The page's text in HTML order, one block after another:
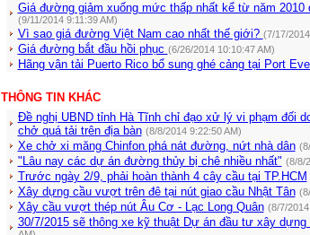
Giá đường giảm xuống mức thấp nhất kể từ năm 2010
(9/11/2014 9:11:39 AM)
Vì sao giá đường Việt Nam cao nhất thế giới? (7/17/
Giá đường bắt đầu hồi phục (6/26/2014 10:10:47 AM)
Hãng vận tải Puerto Rico bổ sung ghé cảng tại Port
THÔNG TIN KHÁC
Đề nghị UBND tỉnh Hà Tĩnh chỉ đạo xử lý vi phạm đối
chở quá tải trên địa bàn (8/8/2014 9:22:50 AM)
Xe chở xi măng Chinfon phá nát đường, nứt nhà dân
"Lâu nay các dự án đường thủy bị chê nhiều nhất" (8/8/
Trước ngày 2/9, phải hoàn thành 4 cây cầu tại TP.HCM
Xây dựng cầu vượt trên đê tại nút giao cầu Nhật Tân
Xây cầu vượt thép nút Âu Cơ - Lạc Long Quân (8/7/
30/7/2015 sẽ thông xe kỹ thuật Dự án đầu tư xây